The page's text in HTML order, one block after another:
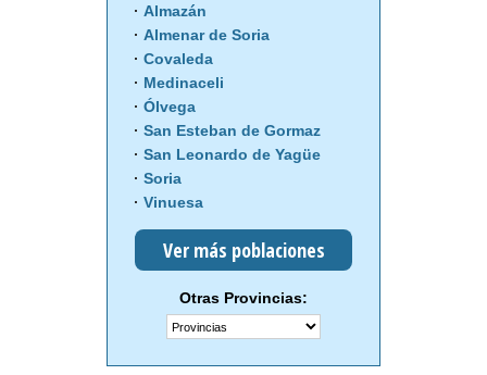
Almazán
Almenar de Soria
Covaleda
Medinaceli
Ólvega
San Esteban de Gormaz
San Leonardo de Yagüe
Soria
Vinuesa
Ver más poblaciones
Otras Provincias: